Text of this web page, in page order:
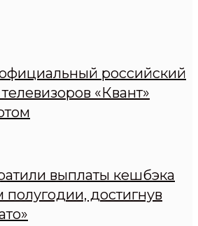
российский
«Квант»
выплаты кешбэка
полугодии, достигнув